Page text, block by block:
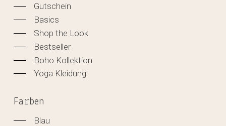
Gutschein
Basics
Shop the Look
Bestseller
Boho Kollektion
Yoga Kleidung
Farben
Blau